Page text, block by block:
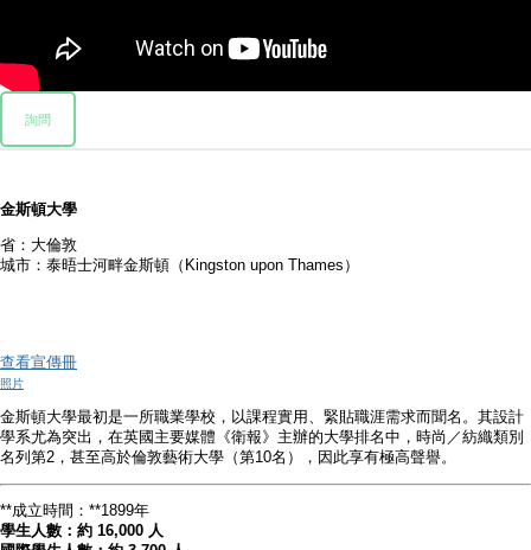
詢問
金斯頓大學
省：大倫敦
城市：泰晤士河畔金斯頓（Kingston upon Thames）
查看宣傳冊
照片
金斯頓大學最初是一所職業學校，以課程實用、緊貼職涯需求而聞名。其設計
學系尤為突出，在英國主要媒體《衛報》主辦的大學排名中，時尚／紡織類別
名列第2，甚至高於倫敦藝術大學（第10名），因此享有極高聲譽。
**成立時間：**1899年
學生人數：約 16,000 人